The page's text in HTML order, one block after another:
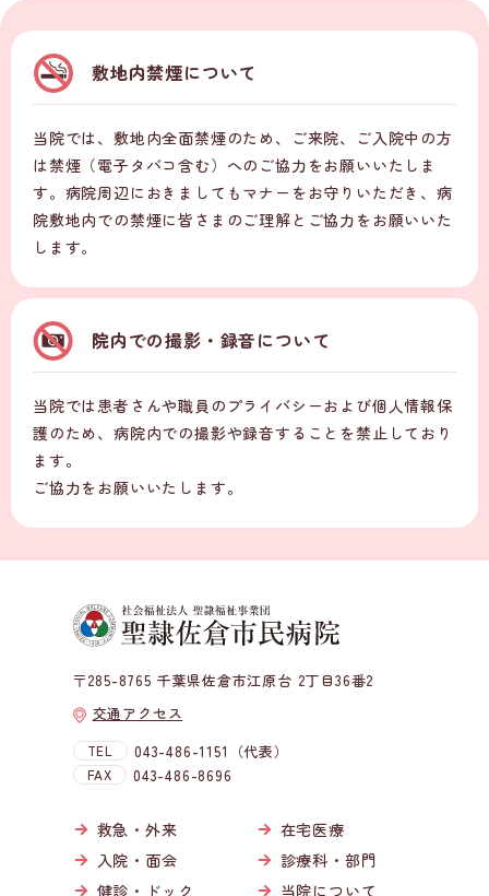
敷地内禁煙について
当院では、敷地内全面禁煙のため、ご来院、ご入院中の方
は禁煙（電子タバコ含む）へのご協力をお願いいたしま
す。病院周辺におきましてもマナーをお守りいただき、病
院敷地内での禁煙に皆さまのご理解とご協力をお願いいた
します。
院内での撮影・録音について
当院では患者さんや職員のプライバシーおよび個人情報保
護のため、病院内での撮影や録音することを禁止しており
ます。
ご協力をお願いいたします。
〒285-8765 千葉県佐倉市江原台 2丁目36番2
交通アクセス
TEL 043-486-1151（代表）
FAX 043-486-8696
救急・外来
在宅医療
入院・面会
診療科・部門
健診・ドック
当院について